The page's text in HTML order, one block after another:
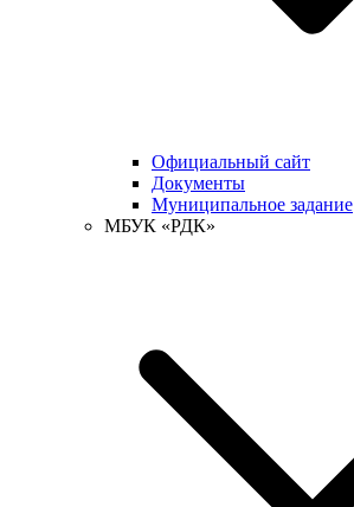
Официальный сайт
Документы
Муниципальное задание
МБУК «РДК»